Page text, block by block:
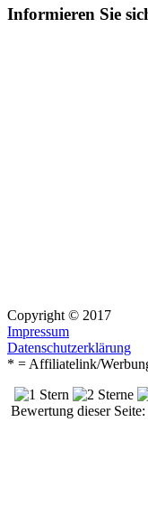
Informieren Sie
Copyright © 2017
Impressum
Datenschutzerklärung
* = Affiliatelink/
Bewertung dieser